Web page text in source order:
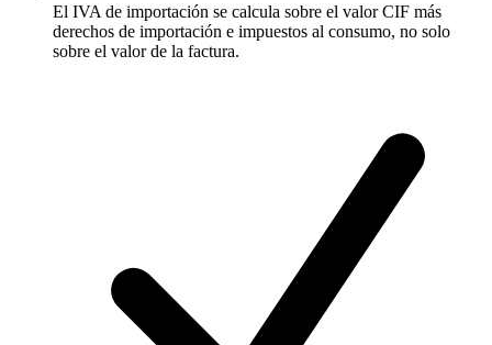
El IVA de importación se calcula sobre el valor CIF más
derechos de importación e impuestos al consumo, no solo
sobre el valor de la factura.